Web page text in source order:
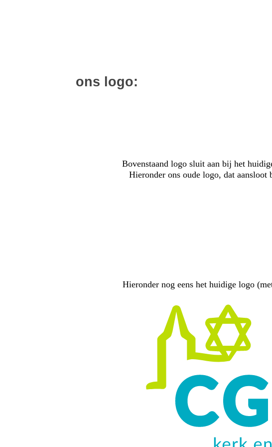
ons logo:
Bovenstaand logo sluit aan bij het
Hieronder ons oude logo, dat
Hieronder nog eens het huidige logo